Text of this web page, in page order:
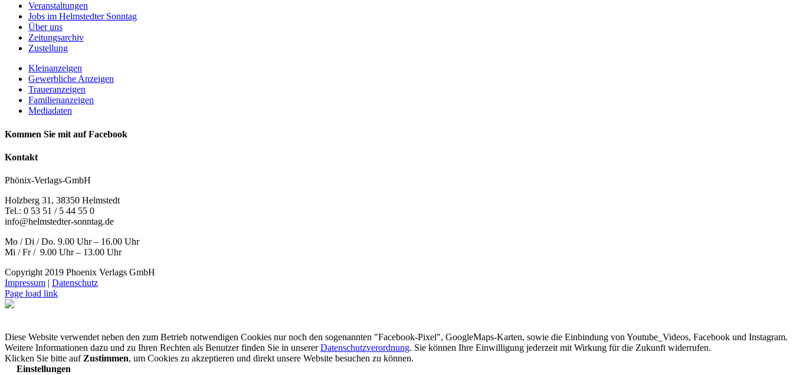
Veranstaltungen
Jobs im Helmstedter Sonntag
Über uns
Zeitungsarchiv
Zustellung
Kleinanzeigen
Gewerbliche Anzeigen
Traueranzeigen
Familienanzeigen
Mediadaten
Kommen Sie mit auf Facebook
Kontakt
Phönix-Verlags-GmbH
Holzberg 31, 38350 Helmstedt
Tel.: 0 53 51 / 5 44 55 0
info@helmstedter-sonntag.de
Mo / Di / Do. 9.00 Uhr – 16.00 Uhr
Mi / Fr / 9.00 Uhr – 13.00 Uhr
Copyright 2019 Phoenix Verlags GmbH
Impressum | Datenschutz
Page load link
Diese Website verwendet neben den zum Betrieb notwendigen Cookies nur noch den sogenannten "Facebook-Pixel", GoogleMaps-Karten, sowie die Einbindung von Youtube_Videos, Facebook und Instagram.
Weitere Informationen dazu und zu Ihren Rechten als Benutzer finden Sie in unsererDatenschutzverordnung. Sie können Ihre Einwilligung jederzeit mit Wirkung für die Zukunft widerrufen.
Klicken Sie bitte auf Zustimmen, um Cookies zu akzeptieren und direkt unsere Website besuchen zu können.
Einstellungen